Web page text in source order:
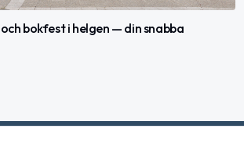
bokfest i helgen — din snabba